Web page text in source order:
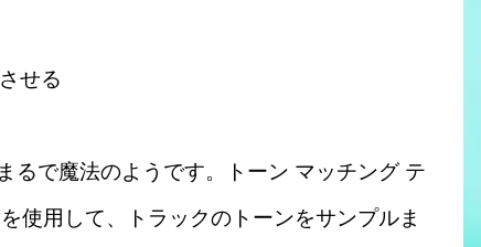
せる
るで魔法のようです。トーン マッチング テ
使用して、トラックのトーンをサンプルま